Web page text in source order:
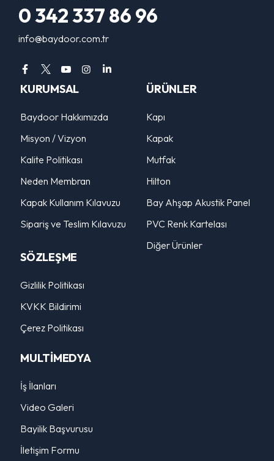
0 342 337 86 96
info@baydoor.com.tr
KURUMSAL
Baydoor Hakkımızda
Misyon / Vizyon
Kalite Politikası
Neden Membran
Kapak Kullanım Kılavuzu
Sipariş ve Teslim Kılavuzu
SÖZLEŞME
Gizlilik Politikası
KVKK Bildirimi
Çerez Politikası
ÜRÜNLER
Kapı
Kapak
Mutfak
Hilton
Bay Ahşap Akustik Panel
PVC Renk Kartelası
Diğer Ürünler
MULTİMEDYA
İş İlanları
Video Galeri
Bayilik Başvurusu
İletişim Formu